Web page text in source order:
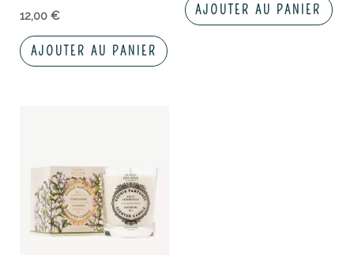
12,00€
AJOUTER AU PANIER
AJOUTER AU PANIER